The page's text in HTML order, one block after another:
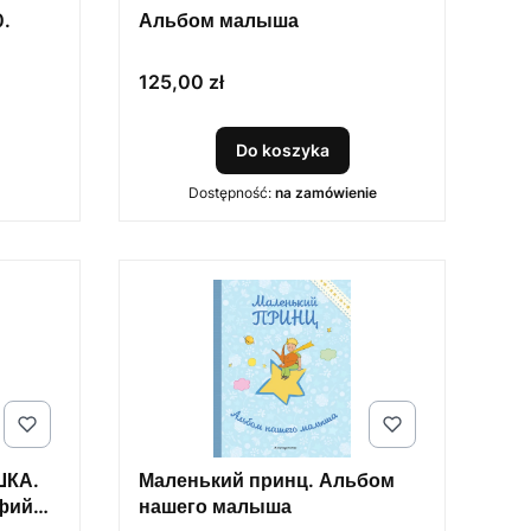
Альбом малыша
Cena
125,00 zł
Do koszyka
Dostępność: na zamówienie
Маленький принц. Альбом
нашего малыша